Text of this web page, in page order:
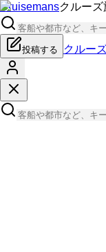
Cruisemansクルー
投稿する クルー